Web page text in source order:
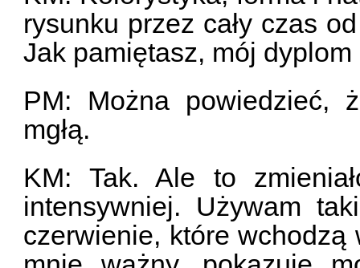
rysunku przez cały czas
Jak pamiętasz, mój
PM: Można powiedzieć,
mgłą.
KM: Tak. Ale to
intensywniej. Używam
czerwienie, które